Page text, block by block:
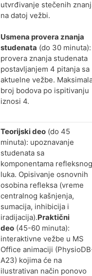
utvrđivanje stečenih
na datoj vežbi.
Usmena provera znanja
studenata (do 30 minuta):
provera znanja studenata
postavljanjem 4 pitanja sa
aktuelne vežbe.
broj bodova po ispitivanju
iznosi 4.
Teorijski deo (do 45
minuta): upoznavanje
studenata sa
komponentama refleksnog
luka. Opisivanje osnovnih
osobina refleksa (vreme
centralnog kašnjenja,
sumacija, inhibicija i
iradijacija).Praktični
deo (45-60 minuta):
interaktivne vežbe u MS
Office animaciji
A23) kojima će na
ilustrativan način ponovo